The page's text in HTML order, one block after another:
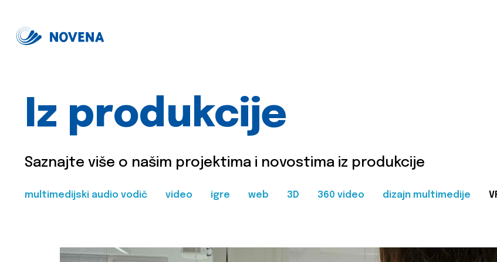
Iz produkcije
Saznajte više o našim projektima i novostima iz produkcije
multimedijski audio vodič video igre web 3D 360 video dizajn multimedije